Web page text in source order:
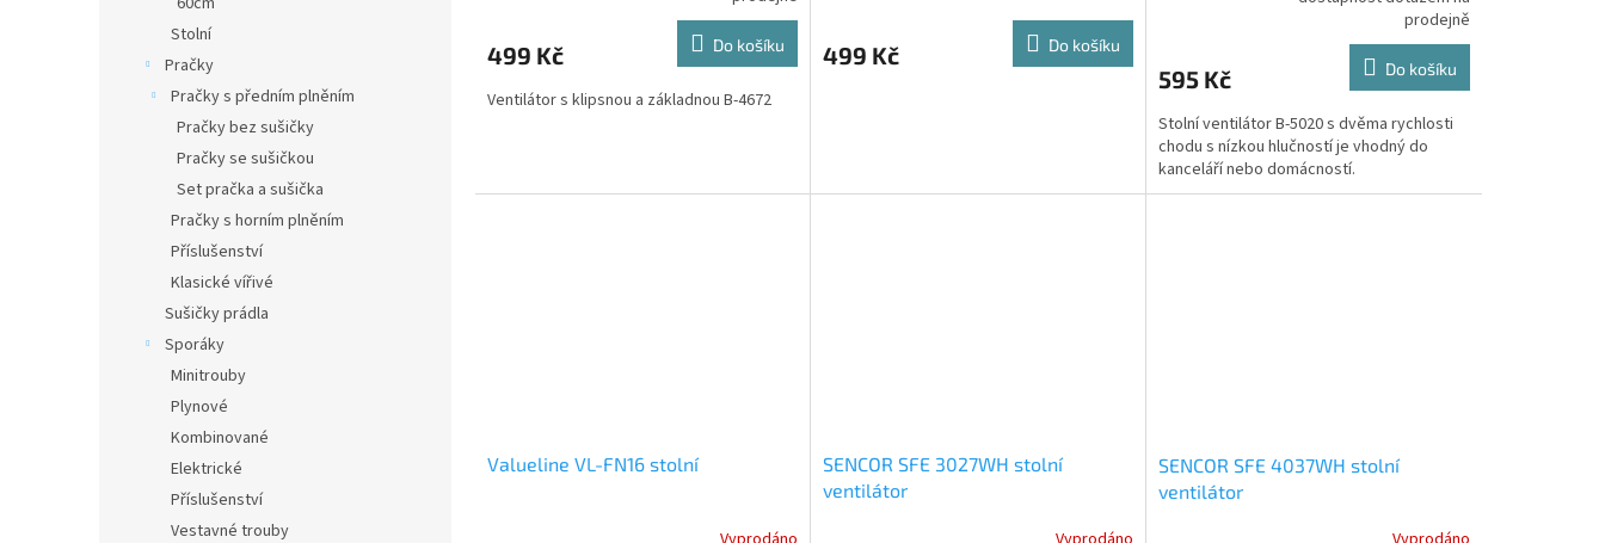
Stolní
Pračky
Pračky s předním plněním
Pračky bez sušičky
Pračky se sušičkou
Set pračka a sušička
Pračky s horním plněním
Příslušenství
Klasické vířivé
Sušičky prádla
Sporáky
Minitrouby
Plynové
Kombinované
Elektrické
Příslušenství
Vestavné trouby
499 Kč Do košíku
Ventilátor s klipsnou a základnou B-4672
499 Kč Do košíku
je
5,0
z
5
hvězdiček.
prodejně
595 Kč Do košíku
Stolní ventilátor B-5020 s dvěma rychlosti
chodu s nízkou hlučností je vhodný do
kanceláří nebo domácností.
Valueline VL-FN16 stolní
SENCOR SFE 3027WH stolní
ventilátor
SENCOR SFE 4037WH stolní
ventilátor